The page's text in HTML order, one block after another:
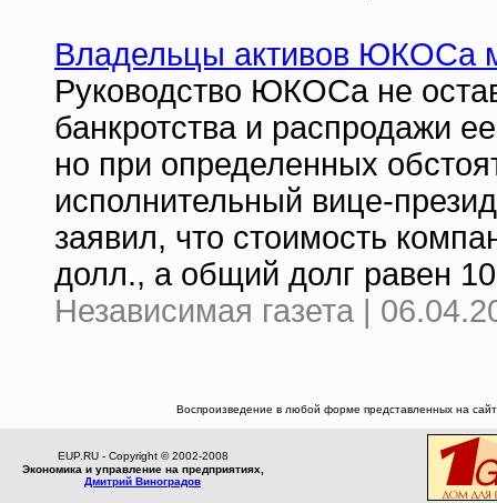
Владельцы активов ЮКОСа
Руководство ЮКОСа не
банкротства и распродажи
но при определенных
исполнительный вице-
заявил, что стоимость
долл., а общий долг равен
Независимая газета |
Воспроизведение в любой форме представленных на
EUP.RU - Copyright © 2002-2008
Экономика и управление на предприятиях,
Дмитрий Виноградов